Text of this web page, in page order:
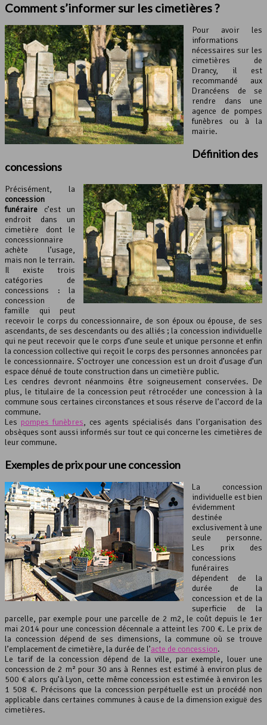
Comment s’informer sur les cimetières ?
Pour avoir les
informations
nécessaires sur les
cimetières de
Drancy, il est
recommandé aux
Drancéens de se
rendre dans une
agence de pompes
funèbres ou à la
mairie.
Définition des
concessions
Précisément, la
concession
funéraire c’est un
endroit dans un
cimetière dont le
concessionnaire
achète l’usage,
mais non le terrain.
Il existe trois
catégories de
concessions : la
concession de
famille qui peut
recevoir le corps du concessionnaire, de son époux ou épouse, de ses
ascendants, de ses descendants ou des alliés ; la concession individuelle
qui ne peut recevoir que le corps d’une seule et unique personne et enfin
la concession collective qui reçoit le corps des personnes annoncées par
le concessionnaire. S’octroyer une concession est un droit d’usage d’un
espace dénué de toute construction dans un cimetière public.
Les cendres devront néanmoins être soigneusement conservées. De
plus, le titulaire de la concession peut rétrocéder une concession à la
commune sous certaines circonstances et sous réserve de l’accord de la
commune.
Les pompes funèbres, ces agents spécialisés dans l’organisation des
obsèques sont aussi informés sur tout ce qui concerne les cimetières de
leur commune.
Exemples de prix pour une concession
La concession
individuelle est bien
évidemment
destinée
exclusivement à une
seule personne.
Les prix des
concessions
funéraires
dépendent de la
durée de la
concession et de la
superficie de la
parcelle, par exemple pour une parcelle de 2 m2, le coût depuis le 1er
mai 2014 pour une concession décennale a atteint les 700 €. Le prix de
la concession dépend de ses dimensions, la commune où se trouve
l’emplacement de cimetière, la durée de l’acte de concession.
Le tarif de la concession dépend de la ville, par exemple, louer une
concession de 2 m² pour 30 ans à Rennes est estimé à environ plus de
500 € alors qu’à Lyon, cette même concession est estimée à environ les
1 508 €. Précisons que la concession perpétuelle est un procédé non
applicable dans certaines communes à cause de la dimension exiguë des
cimetières.